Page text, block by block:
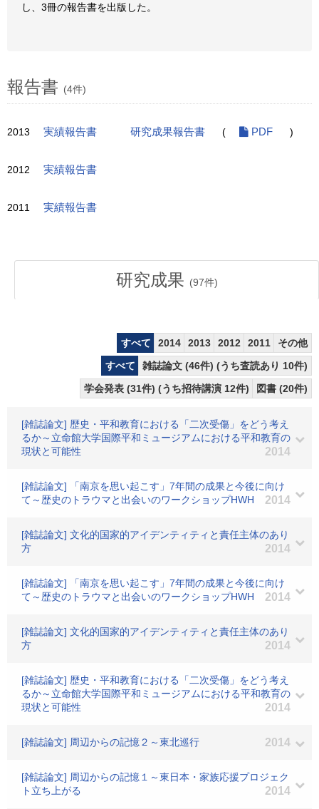
し、3冊の報告書を出版した。
報告書 (4件)
2013 実績報告書 研究成果報告書 ( PDF )
2012 実績報告書
2011 実績報告書
研究成果 (97件)
すべて 2014 2013 2012 2011
その他
すべて
雑誌論文 (46件) (うち査読あり 10件)
学会発表 (31件) (うち招待講演 12件)
図書 (20件)
[雑誌論文] 歴史・平和教育における「二次受傷」をどう考え
るか～立命館大学国際平和ミュージアムにおける平和教育の
現状と可能性
2014
[雑誌論文] 「南京を思い起こす」7年間の成果と今後に向け
て～歴史のトラウマと出会いのワークショップHWH
2014
[雑誌論文] 文化的国家的アイデンティティと責任主体のあり
方
2014
[雑誌論文] 「南京を思い起こす」7年間の成果と今後に向け
て～歴史のトラウマと出会いのワークショップHWH
2014
[雑誌論文] 文化的国家的アイデンティティと責任主体のあり
方
2014
[雑誌論文] 歴史・平和教育における「二次受傷」をどう考え
るか～立命館大学国際平和ミュージアムにおける平和教育の
現状と可能性
2014
[雑誌論文] 周辺からの記憶２～東北巡行 2014
[雑誌論文] 周辺からの記憶１～東日本・家族応援プロジェク
ト立ち上がる
2014